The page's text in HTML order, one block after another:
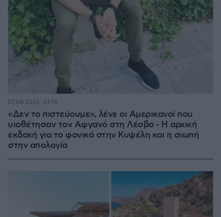
«Δεν το πιστεύουμε», λένε οι Αμερικανοί που
υιοθέτησαν τον Αφγανό στη Λέσβο - Η αρχική
εκδοχή για το φονικό στην Κυψέλη και η σιωπή
στην απολογία
07.08.2026, 07:19